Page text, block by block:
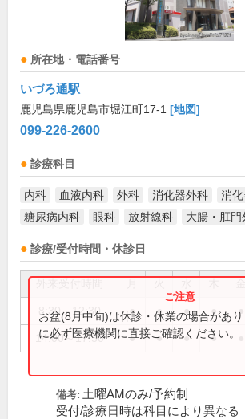
所在地・電話番号
いづろ通駅
鹿児島県鹿児島市堀江町17-1 [地図]
099-226-2600
診療科目
内科 血液内科 外科 消化器外科 消
糖尿病内科
眼科 放射線科 大腸・肛門
診療/受付時間・休診日
8:30～12:30 ● ● ● ● ●
14:00～17:30 ● ● ● ●
お盆(8月中旬)は休診・休業の場合があ
に必ず医療機関に直接ご確認ください。
備考: 土曜AMのみ/予約制
受付/診療日時は科目により異なる